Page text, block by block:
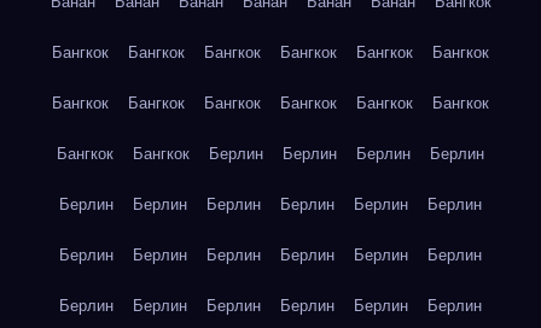
Бангкок Бангкок Бангкок Бангкок Бангкок Бангкок
Бангкок Бангкок Бангкок Бангкок Бангкок Бангкок
Бангкок Бангкок Берлин Берлин Берлин Берлин
Берлин Берлин Берлин Берлин Берлин Берлин
Берлин Берлин Берлин Берлин Берлин Берлин
Берлин Берлин Берлин Берлин Берлин Берлин